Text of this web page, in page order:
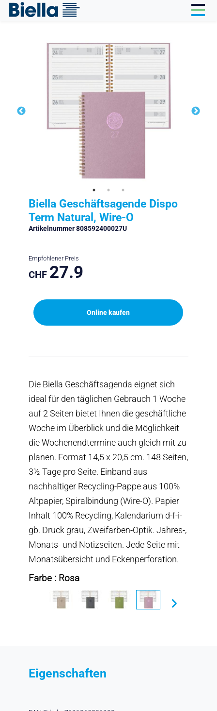
Biella Geschäftsagende Dispo
Term Natural, Wire-O
Artikelnummer 808592400027U
Empfohlener Preis
CHF 27.9
Online kaufen
Die Biella Geschäftsagenda eignet sich
ideal für den täglichen Gebrauch 1 Woche
auf 2 Seiten bietet Ihnen die geschäftliche
Woche im Überblick und die Möglichkeit
die Wochenendtermine auch gleich mit zu
planen. Format 14,5 x 20,5 cm. 148 Seiten,
3½ Tage pro Seite. Einband aus
nachhaltiger Recycling-Pappe aus 100%
Altpapier, Spiralbindung (Wire-O). Papier
Inhalt 100% Recycling, Kalendarium d-f-i-
gb. Druck grau, Zweifarben-Optik. Jahres-,
Monats- und Notizseiten. Jede Seite mit
Monatsübersicht und Eckenperforation.
Farbe : Rosa
Eigenschaften
Cookie-Einstellungen